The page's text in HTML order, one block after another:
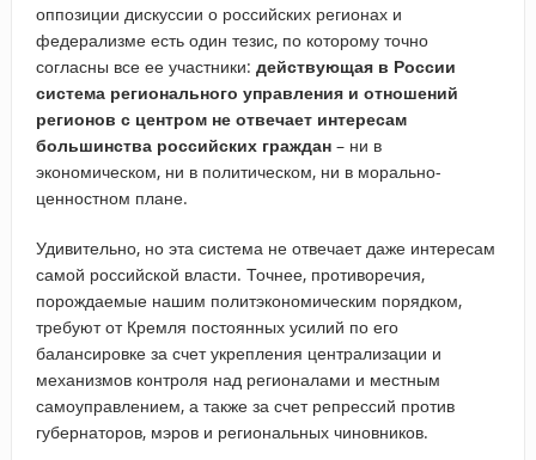
оппозиции дискуссии о российских регионах и
федерализме есть один тезис, по которому точно
согласны все ее участники: действующая в России
система регионального управления и отношений
регионов с центром не отвечает интересам
большинства российских граждан– ни в
экономическом, ни в политическом, ни в морально-
ценностном плане.
Удивительно, но эта система не отвечает даже интересам
самой российской власти. Точнее, противоречия,
порождаемые нашим политэкономическим порядком,
требуют от Кремля постоянных усилий по его
балансировке за счет укрепления централизации и
механизмов контроля над регионалами и местным
самоуправлением, а также за счет репрессий против
губернаторов, мэров и региональных чиновников.